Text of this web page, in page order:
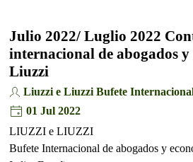
Julio 2022/ Luglio 2022
internacional de abogados
Liuzzi
Liuzzi e Liuzzi Bufete
01 Jul 2022
LIUZZI e LIUZZI
Bufete Internacional de abogados y